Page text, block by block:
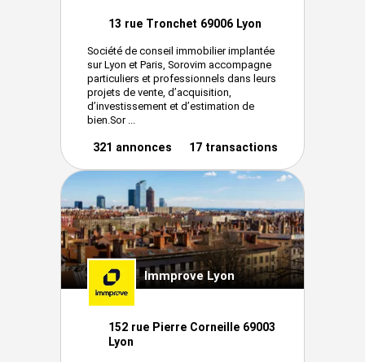
13 rue Tronchet 69006 Lyon
Société de conseil immobilier implantée
sur Lyon et Paris, Sorovim accompagne
particuliers et professionnels dans leurs
projets de vente, d’acquisition,
d’investissement et d’estimation de
bien.Sor ...
321 annonces 17 transactions
Immprove Lyon
152 rue Pierre Corneille 69003
Lyon